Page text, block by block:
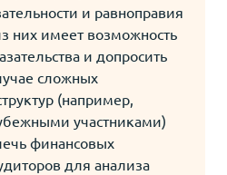
и равноправия
них имеет возможность
и допросить
сложных
(например,
участниками)
финансовых
для анализа